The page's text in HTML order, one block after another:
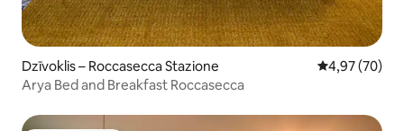
Dzīvoklis – Roccasecca Stazione Vidējais
4,97 (70)
Arya Bed and Breakfast Roccasecca